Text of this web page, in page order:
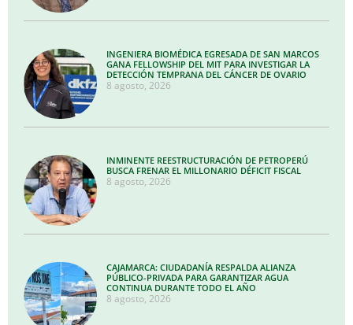
INGENIERA BIOMÉDICA EGRESADA DE SAN MARCOS
GANA FELLOWSHIP DEL MIT PARA INVESTIGAR LA
DETECCIÓN TEMPRANA DEL CÁNCER DE OVARIO
8 agosto, 2026
INMINENTE REESTRUCTURACIÓN DE PETROPERÚ
BUSCA FRENAR EL MILLONARIO DÉFICIT FISCAL
8 agosto, 2026
CAJAMARCA: CIUDADANÍA RESPALDA ALIANZA
PÚBLICO-PRIVADA PARA GARANTIZAR AGUA
CONTINUA DURANTE TODO EL AÑO
8 agosto, 2026